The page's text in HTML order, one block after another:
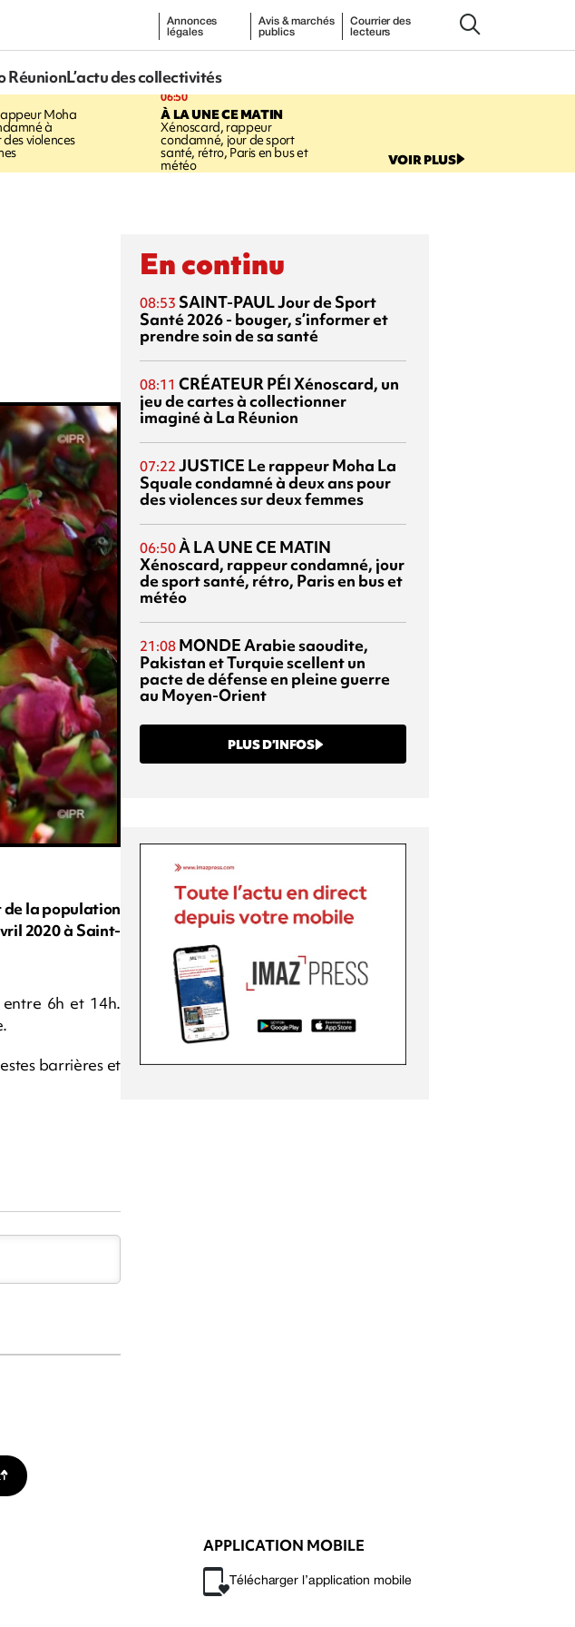
Annonces
légales
Avis & marchés
publics
Courrier des
lecteurs
RéunionL’actu des collectivités
Moha
à
violences
06:50
À LA UNE CE MATIN
Xénoscard, rappeur
condamné, jour de sport
santé, rétro, Paris en bus et
météo VOIR PLUS
de la population
2020 à Saint-
6h et 14h.
barrières et
En continu
08:53 SAINT-PAULJour de Sport
Santé 2026 - bouger, s’informer et
prendre soin de sa santé
08:11 CRÉATEUR PÉIXénoscard, un
jeu de cartes à collectionner
imaginé à La Réunion
07:22 JUSTICE Le rappeur Moha La
Squale condamné à deux ans pour
des violences sur deux femmes
06:50À LA UNE CE MATIN
Xénoscard, rappeur condamné, jour
de sport santé, rétro, Paris en bus et
météo
21:08 MONDEArabie saoudite,
Pakistan et Turquie scellent un
pacte de défense en pleine guerre
au Moyen-Orient
PLUS D’INFOS
APPLICATION MOBILE
Télécharger l’application mobile